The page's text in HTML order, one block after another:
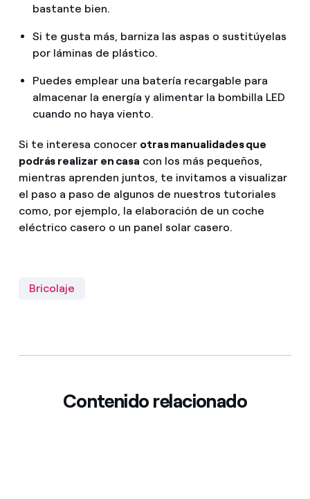
bastante bien.
Si te gusta más, barniza las aspas o sustitúyelas
por láminas de plástico.
Puedes emplear una batería recargable para
almacenar la energía y alimentar la bombilla LED
cuando no haya viento.
Si te interesa conocer otras manualidades que
podrás realizar en casa con los más pequeños,
mientras aprenden juntos, te invitamos a visualizar
el paso a paso de algunos de nuestros tutoriales
como, por ejemplo, la elaboración de un coche
eléctrico casero o un panel solar casero.
Bricolaje
Contenido relacionado